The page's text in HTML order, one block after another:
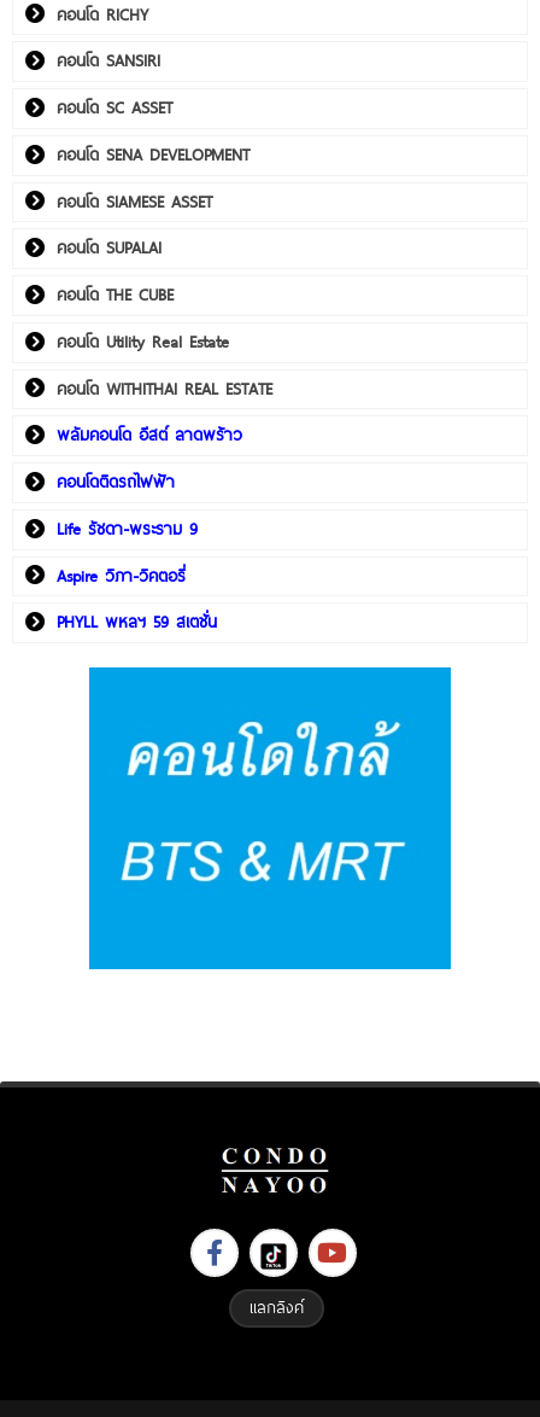
คอนโด RICHY
คอนโด SANSIRI
คอนโด SC ASSET
คอนโด SENA DEVELOPMENT
คอนโด SIAMESE ASSET
คอนโด SUPALAI
คอนโด THE CUBE
คอนโด Utility Real Estate
คอนโด WITHITHAI REAL ESTATE
พลัมคอนโด อีสต์ ลาดพร้าว
คอนโดติดรถไฟฟ้า
Life รัชดา-พระราม 9
Aspire วิภา-วิคตอรี่
PHYLL พหลฯ 59 สเตชั่น
แลกลิงค์